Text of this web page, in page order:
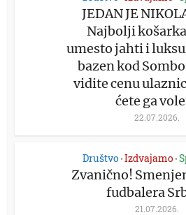
JEDAN JE
Najbolji
umesto jahti i
bazen kod
vidite cenu
ćete ga
22.07.2026.
Društvo •Izdvajamo •
Zvanično!
fudbalera
21.07.2026.